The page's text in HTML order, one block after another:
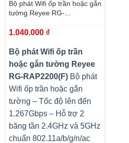
Bộ phát Wifi ốp trần hoặc gắn
tường Reyee RG-
1.040.000 ₫
Bộ phát Wifi ốp trần
hoặc gắn tường Reyee
RG-RAP2200(F)Bộ phát
Wifi ốp trần hoặc gắn
tường – Tốc độ lên đến
1.267Gbps – Hỗ trợ 2
băng tần 2.4GHz và 5GHz
chuẩn 802.11a/b/g/n/ac